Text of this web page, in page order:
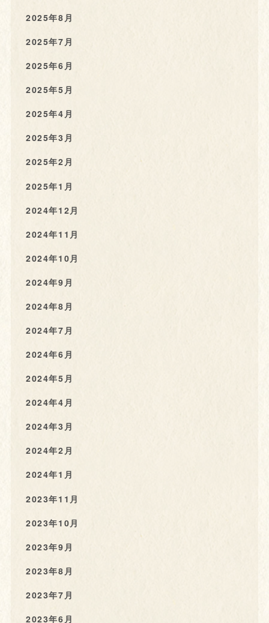
2025年8月
2025年7月
2025年6月
2025年5月
2025年4月
2025年3月
2025年2月
2025年1月
2024年12月
2024年11月
2024年10月
2024年9月
2024年8月
2024年7月
2024年6月
2024年5月
2024年4月
2024年3月
2024年2月
2024年1月
2023年11月
2023年10月
2023年9月
2023年8月
2023年7月
2023年6月